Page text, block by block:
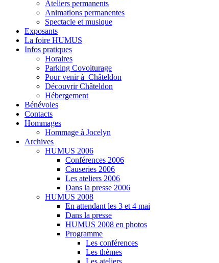
Ateliers permanents
Animations permanentes
Spectacle et musique
Exposants
La foire HUMUS
Infos pratiques
Horaires
Parking Covoiturage
Pour venir à Châteldon
Découvrir Châteldon
Hébergement
Bénévoles
Contacts
Hommages
Hommage à Jocelyn
Archives
HUMUS 2006
Conférences 2006
Causeries 2006
Les ateliers 2006
Dans la presse 2006
HUMUS 2008
En attendant les 3 et 4 mai
Dans la presse
HUMUS 2008 en photos
Programme
Les conférences
Les thèmes
Les ateliers